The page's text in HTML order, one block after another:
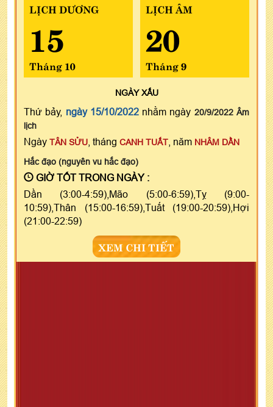
LỊCH DƯƠNG
15
Tháng 10
LỊCH ÂM
20
Tháng 9
NGÀYXẤU
Thứ bảy, ngày 15/10/2022nhằm ngày 20/9/2022 Âm
lịch
Ngày TÂN SỬU , tháng CANH TUẤT , năm NHÂM DẦN
Hắc đạo (nguyên vu hắc đạo)
GIỜ TỐT TRONG NGÀY :
Dần (3:00-4:59),Mão (5:00-6:59),Tỵ (9:00-
10:59),Thân (15:00-16:59),Tuất (19:00-20:59),Hợi
(21:00-22:59)
XEM CHI TIẾT